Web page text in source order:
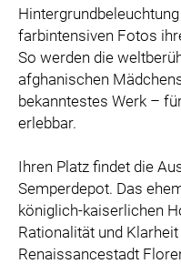
farbintensiven Fotos
So werden die
afghanischen
bekanntestes Werk –
erlebbar.
Ihren Platz findet die
Semperdepot. Das
königlich-kaiserlichen
Rationalität und
Renaissancestadt